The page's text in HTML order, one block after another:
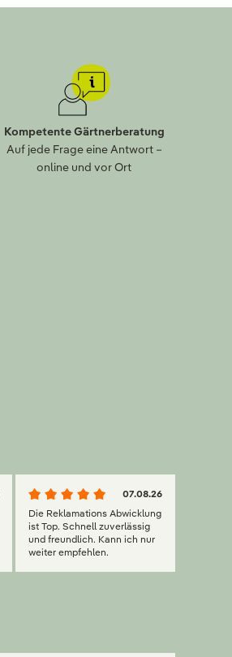
Kompetente Gärtnerberatung
Auf jede Frage eine Antwort –
online und vor Ort
07.08.26
Die Reklamations Abwicklung
ist Top. Schnell zuverlässig
und freundlich. Kann ich nur
weiter empfehlen.